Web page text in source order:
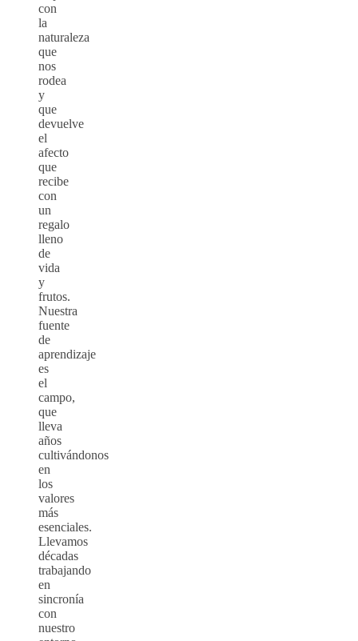
con
la
naturaleza
que
nos
rodea
y
que
devuelve
el
afecto
que
recibe
con
un
regalo
lleno
de
vida
y
frutos.
Nuestra
fuente
de
aprendizaje
es
el
campo,
que
lleva
años
cultivándonos
en
los
valores
más
esenciales.
Llevamos
décadas
trabajando
en
sincronía
con
nuestro